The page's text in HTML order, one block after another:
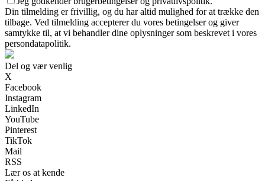
Din tilmelding er frivillig, og du har altid mulighed for at trække den
tilbage. Ved tilmelding accepterer du vores betingelser og giver
samtykke til, at vi behandler dine oplysninger som beskrevet i vores
persondatapolitik.
Del og vær venlig
X
Facebook
Instagram
LinkedIn
YouTube
Pinterest
TikTok
Mail
RSS
Lær os at kende